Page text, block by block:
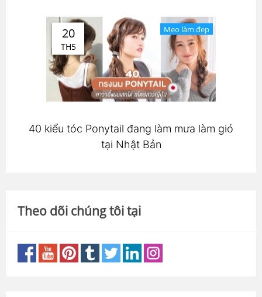
20
TH5
Mẹo làm đẹp
40 kiểu tóc Ponytail đang làm mưa làm gió
tại Nhật Bản
Theo dõi chúng tôi tại